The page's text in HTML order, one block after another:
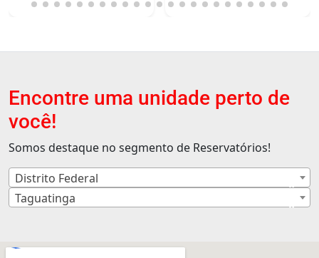
Encontre uma unidade perto de
você!
Somos destaque no segmento de Reservatórios!
×
Distrito Federal
×
Taguatinga